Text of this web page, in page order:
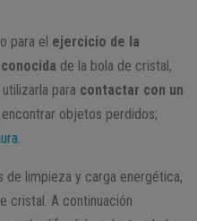
para el ejercicio de la
de la bola de cristal,
para contactar con un
encontrar objetos perdidos;
de limpieza y carga energética,
cristal. A continuación